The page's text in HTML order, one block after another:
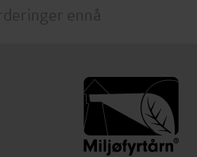
ennå